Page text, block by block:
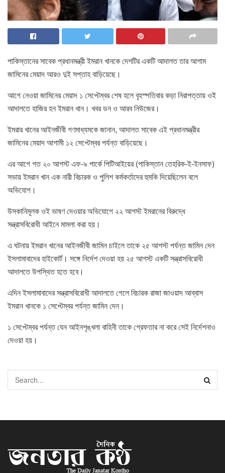
পাকিস্তানের সাবেক প্রধানমন্ত্রী ইমরান খানকে দেশটির একটি আদালত তার আগাম
জামিনের মেয়াদ আরও দুই সপ্তাহ বাড়িয়েছে।
আগে নেওয়া জামিনের মেয়াদ ১ সেপ্টেম্বর শেষ হলে বৃহস্পতিবার কড়া নিরাপত্তায় ওই
আদালতে হাজির হন ইমরান খান। খবর ডন ও আরব নিউজের।
ইমরার খানের আইনজীবী গণমাধ্যমকে জানান, আদালত সাবেক এই প্রধানমন্ত্রীর
জামিনের মেয়াদ আগামী ১২ সেপ্টেম্বর পর্যন্ত বাড়িয়েছে।
এর আগে গত ২০ আগস্ট এফ-৯ পার্কে পিটিআইয়ের (পাকিস্তান তেহরিক-ই-ইনসাফ)
সভায় ইমরান খান এক নারী বিচারক ও পুলিশ কর্মকর্তাদের হুমকি দিয়েছিলেন বলে
অভিযোগ।
উসকানিমূলক ওই ভাষণ দেওয়ার অভিযোগে ২২ আগস্ট ইমরানের বিরুদ্ধে
সন্ত্রাসবিরোধী আইনে মামলা করা হয়।
এ ঘটনায় ইমরান খানের আইনজীবী জামিন চাইলে তাকে ২৫ আগস্ট পর্যন্ত জামিন দেন
ইসলামাবাদের হাইকোর্ট। সঙ্গে নির্দেশ দেওয়া হয় ২৫ আগস্ট একটি সন্ত্রাসবিরোধী
আদালতে উপস্থিত হতে হবে।
এদিন ইসলামাবাদের সন্ত্রাসবিরোধী আদালতে গেলে বিচারক রাজা জাওয়াদ আব্বাস
ইমরান খানকে ১ সেপ্টেম্বর পর্যন্ত জামিন দেন।
১ সেপ্টেম্বর পর্যন্ত যেন আইনশৃঙ্খলা বাহিনী তাকে গ্রেফতার না করে সেই নির্দেশনাও
দেওয়া হয়।